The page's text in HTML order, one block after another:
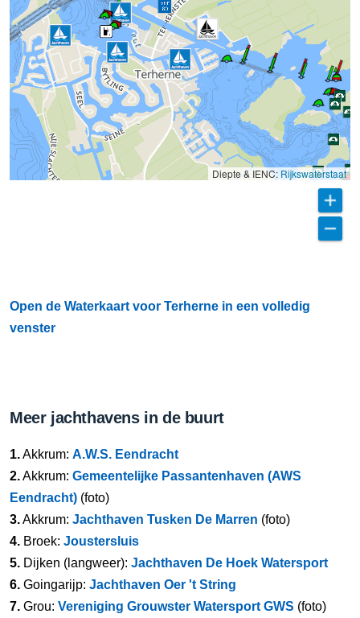
Diepte & IENC: Rijkswaterstaat
Open de Waterkaart voor Terherne in een volledig
venster
Meer jachthavens in de buurt
1.Akkrum: A.W.S. Eendracht
2.Akkrum: Gemeentelijke Passantenhaven (AWS
Eendracht) (foto)
3.Akkrum: Jachthaven Tusken De Marren (foto)
4. Broek: Joustersluis
5. Dijken (langweer): Jachthaven De Hoek Watersport
6. Goingarijp: Jachthaven Oer 't String
7. Grou: Vereniging Grouwster Watersport GWS (foto)